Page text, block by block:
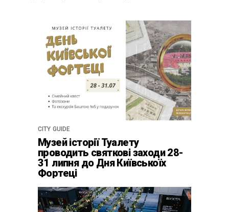
CITY GUIDE
Музей історії Туалету
проводить святкові заходи 28-
31 липня до Дня Київськоїх
Фортеці